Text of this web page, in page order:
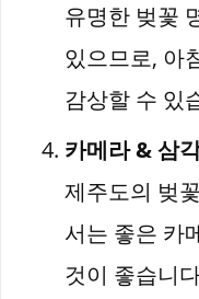
유명한 벚꽃
있으므로, 아
감상할 수 있
카메라 & 삼
제주도의 벚
서는 좋은 카
것이 좋습니